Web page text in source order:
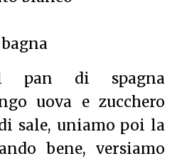
pan di spagna
uova e zucchero
sale, uniamo poi la
bene, versiamo